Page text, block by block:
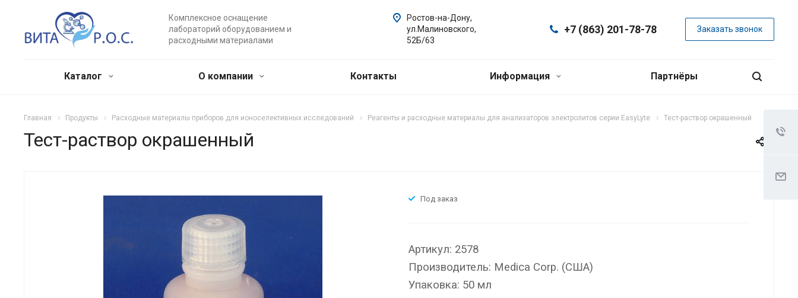
Комплексное оснащение
лабораторий оборудованием и
расходными материалами
+7 (863) 201-78-78 Заказать звонок
Ростов-на-Дону,
ул.Малиновского,
52Б/63
Каталог О компании Контакты Информация Партнёры
Главная Продукты Расходные материалы приборов для ионоселективных исследований Реагенты и расходные материалы для анализаторов электролитов серии EasyLyte Тест-раствор окрашенный
Тест-раствор окрашенный
Под заказ
Артикул: 2578
Производитель: Medica Corp. (США)
Упаковка: 50 мл